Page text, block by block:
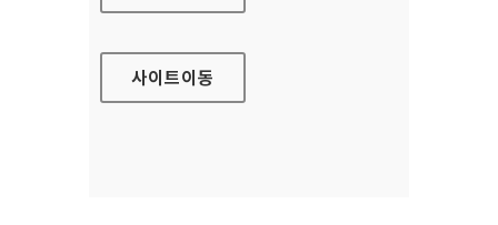
사이트이동